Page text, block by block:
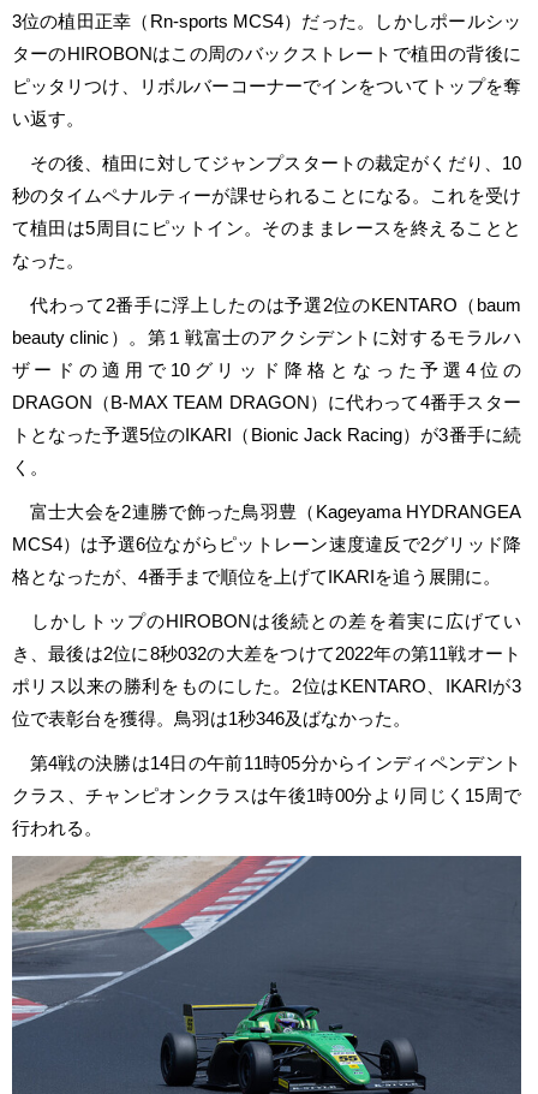
3位の植田正幸（Rn-sports MCS4）だった。しかしポールシッ
ターのHIROBONはこの周のバックストレートで植田の背後に
ピッタリつけ、リボルバーコーナーでインをついてトップを奪
い返す。
その後、植田に対してジャンプスタートの裁定がくだり、10
秒のタイムペナルティーが課せられることになる。これを受け
て植田は5周目にピットイン。そのままレースを終えることと
なった。
代わって2番手に浮上したのは予選2位のKENTARO（baum
beauty clinic）。第１戦富士のアクシデントに対するモラルハ
ザードの適用で10グリッド降格となった予選4位の
DRAGON（B-MAX TEAM DRAGON）に代わって4番手スター
トとなった予選5位のIKARI（Bionic Jack Racing）が3番手に続
く。
富士大会を2連勝で飾った鳥羽豊（Kageyama HYDRANGEA
MCS4）は予選6位ながらピットレーン速度違反で2グリッド降
格となったが、4番手まで順位を上げてIKARIを追う展開に。
しかしトップのHIROBONは後続との差を着実に広げてい
き、最後は2位に8秒032の大差をつけて2022年の第11戦オート
ポリス以来の勝利をものにした。2位はKENTARO、IKARIが3
位で表彰台を獲得。鳥羽は1秒346及ばなかった。
第4戦の決勝は14日の午前11時05分からインディペンデント
クラス、チャンピオンクラスは午後1時00分より同じく15周で
行われる。